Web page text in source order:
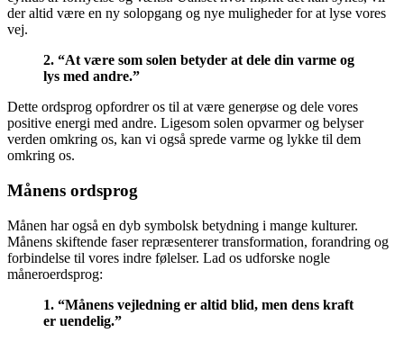
der altid være en ny solopgang og nye muligheder for at lyse vores
vej.
2. “At være som solen betyder at dele din varme og
lys med andre.”
Dette ordsprog opfordrer os til at være generøse og dele vores
positive energi med andre. Ligesom solen opvarmer og belyser
verden omkring os, kan vi også sprede varme og lykke til dem
omkring os.
Månens ordsprog
Månen har også en dyb symbolsk betydning i mange kulturer.
Månens skiftende faser repræsenterer transformation, forandring og
forbindelse til vores indre følelser. Lad os udforske nogle
måneroerdsprog:
1. “Månens vejledning er altid blid, men dens kraft
er uendelig.”